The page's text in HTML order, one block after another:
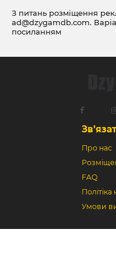
З питань розміщення
ad@dzygamdb.com.
посиланням
Про нас
FAQ
Політіка
Умови